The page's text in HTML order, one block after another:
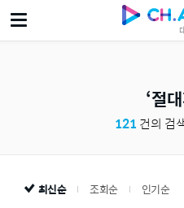
절
121 건의 검
최신순 조회순 인기순